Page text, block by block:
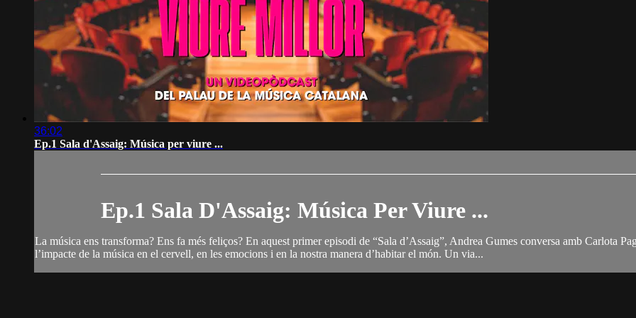
36:02
Ep.1 Sala d'Assaig: Música per viure ...
Ep.1 Sala D'Assaig: Música Per Viure ...
La música ens transforma? Ens fa més feliços? En aquest primer episodi de “Sala d’Assaig”, Andrea Gumes conversa amb Carlota
l’impacte de la música en el cervell, en les emocions i en la nostra manera d’habitar el món. Un via...